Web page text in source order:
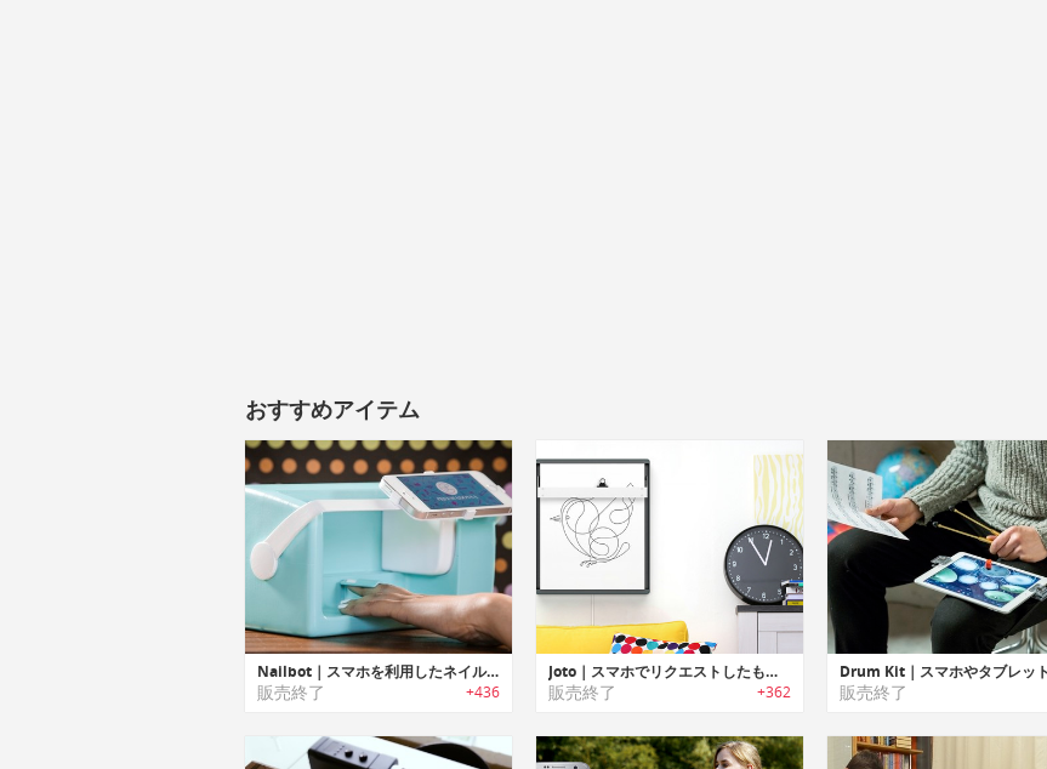
おすすめアイテム
Nailbot｜スマホを利用したネイルアートプリンター「ネイルボット」
販売終了 +436
Joto｜スマホでリクエストしたものをペンで描画するスケッチディスプレイ「ジョト」
販売終了 +362 販売終了